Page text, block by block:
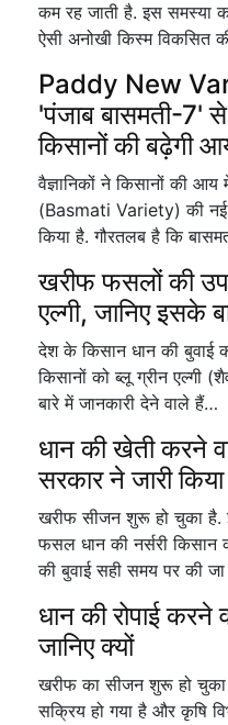
कम रह जाती है. इस समस्या
ऐसी अनोखी किस्म विकसित
Paddy New
'पंजाब बासमती-7' से
किसानों की बढ़ेगी
वैज्ञानिकों ने किसानों की आय
(Basmati Variety) की नई
किया है. गौरतलब है कि
खरीफ फसलों की
एल्गी, जानिए इसके
देश के किसान धान की बुवाई
किसानों को ब्लू ग्रीन
बारे में जानकारी देने वाले हैं…
धान की खेती करने
सरकार ने जारी
खरीफ सीजन शुरू हो चुका है.
फसल धान की नर्सरी
की बुवाई सही समय पर की
धान की रोपाई करने
जानिए क्यों
खरीफ का सीजन शुरू हो चुका
सक्रिय हो गया है और कृषि